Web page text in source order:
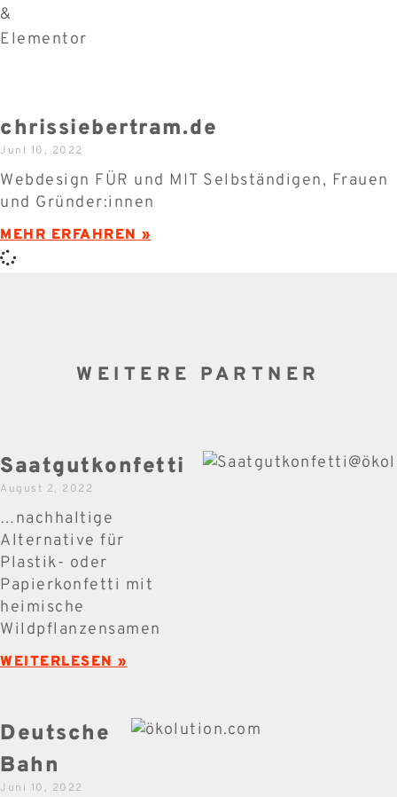
chrissiebertram.de
Juni 10, 2022
Webdesign FÜR und MIT Selbständigen, Frauen
und Gründer:innen
MEHR ERFAHREN »
WEITERE PARTNER
Saatgutkonfetti
August 2, 2022
…nachhaltige
Alternative für
Plastik- oder
Papierkonfetti mit
heimische
Wildpflanzensamen
WEITERLESEN »
Deutsche
Bahn
Juni 10, 2022